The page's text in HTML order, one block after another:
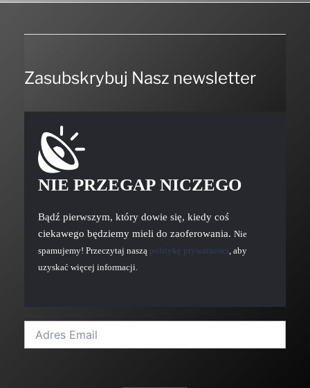
Zasubskrybuj Nasz newsletter
NIE PRZEGAP NICZEGO
Bądź pierwszym, który dowie się, kiedy coś
ciekawego będziemy mieli do zaoferowania. Nie
spamujemy! Przeczytaj naszą politykę prywatności , aby
uzyskać więcej informacji.